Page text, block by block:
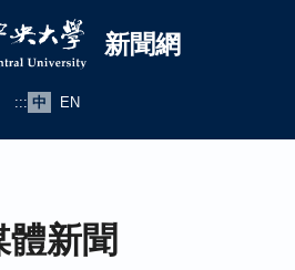
聞網
新聞網
::: 中 EN
體新聞